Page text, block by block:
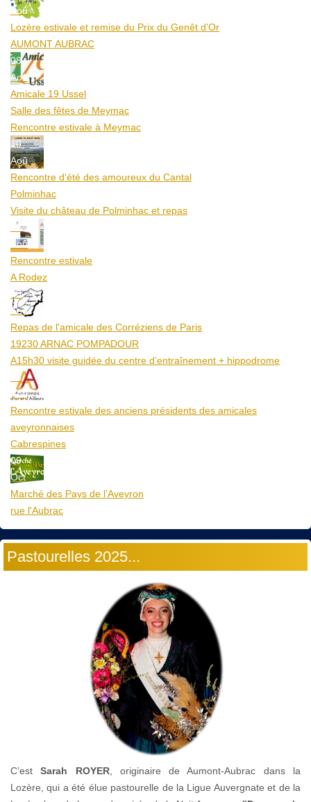
Aoû
Lozère estivale et remise du Prix du Genêt d'Or
AUMONT AUBRAC
08
Aoû
Amicale 19 Ussel
Salle des fêtes de Meymac
Rencontre estivale à Meymac
10
Aoû
Rencontre d'été des amoureux du Cantal
Polminhac
Visite du château de Polminhac et repas
12
Aoû
Rencontre estivale
A Rodez
23
Aoû
Repas de l'amicale des Corréziens de Paris
19230 ARNAC POMPADOUR
A15h30 visite guidée du centre d’entraînement + hippodrome
25
Aoû
Rencontre estivale des anciens présidents des amicales
aveyronnaises
Cabrespines
09
Oct
Marché des Pays de l’Aveyron
rue l'Aubrac
Pastourelles 2025...
C’estSarah ROYER, originaire de Aumont-Aubrac dans la
Lozère, qui a été élue pastourelle de la Ligue Auvergnate et de la